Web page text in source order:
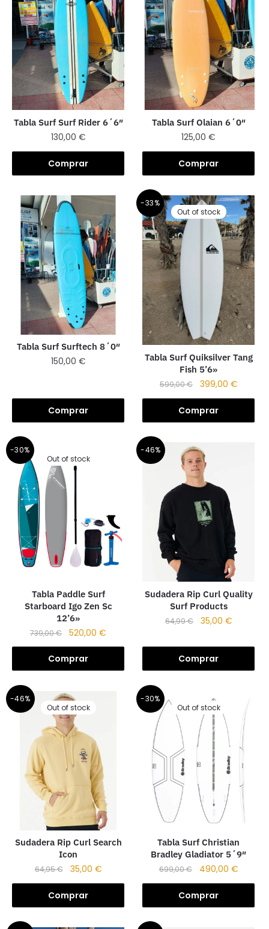
Tabla Surf Surf Rider 6´6″
130,00 €
Comprar
Tabla Surf Olaian 6´0″
125,00€
Comprar
Tabla Surf Surftech 8´0″
150,00 €
Comprar
-33%
Out of stock
Tabla Surf Quiksilver Tang
Fish 5’6»
599,00€ 399,00 €
Comprar
-30%
Out of stock
Tabla Paddle Surf
Starboard Igo Zen Sc
12’6»
739,00€ 520,00€
Comprar
-46%
Sudadera Rip Curl Quality
Surf Products
64,99€ 35,00 €
Comprar
-46%
Out of stock
Sudadera Rip Curl Search
Icon
64,95€ 35,00 €
Comprar
-30%
Out of stock
Tabla Surf Christian
Bradley Gladiator 5´9″
699,00€ 490,00 €
Comprar